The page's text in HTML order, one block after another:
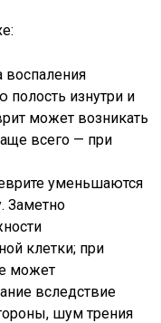
воспаления
изнутри и
может возникать
всего — при
уменьшаются
Заметно
клетки; при
может
вследствие
шум трения